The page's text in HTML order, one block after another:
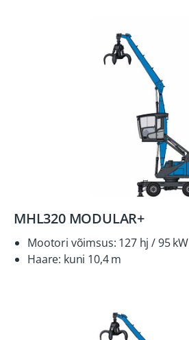
MHL320 MODULAR+
Mootori võimsus: 127 hj / 95 kW
Haare: kuni 10,4 m